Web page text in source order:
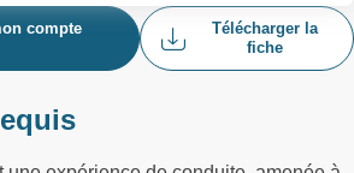
compte
Télécharger la
fiche